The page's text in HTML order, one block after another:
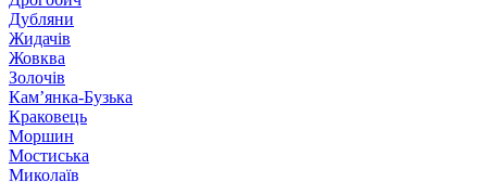
Дубляни
Жидачів
Жовква
Золочів
Кам’янка-Бузька
Краковець
Моршин
Мостиська
Миколаїв